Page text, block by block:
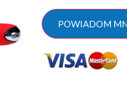
POWIADOM